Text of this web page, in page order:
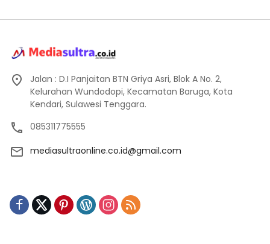
Jalan : D.I Panjaitan BTN Griya Asri, Blok A No. 2,
Kelurahan Wundodopi, Kecamatan Baruga, Kota
Kendari, Sulawesi Tenggara.
085311775555
mediasultraonline.co.id@gmail.com